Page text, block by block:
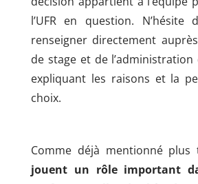
l’UFR en question.
renseigner directement
de stage et de l’administration
expliquant les raisons et la
choix.
Comme déjà mentionné plus
jouent un rôle important